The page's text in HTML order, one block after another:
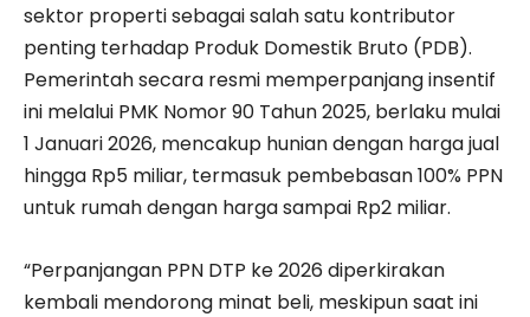
sektor properti sebagai salah satu kontributor
penting terhadap Produk Domestik Bruto (PDB).
Pemerintah secara resmi memperpanjang insentif
ini melalui PMK Nomor 90 Tahun 2025, berlaku mulai
1 Januari 2026, mencakup hunian dengan harga jual
hingga Rp5 miliar, termasuk pembebasan 100% PPN
untuk rumah dengan harga sampai Rp2 miliar.
“Perpanjangan PPN DTP ke 2026 diperkirakan
kembali mendorong minat beli, meskipun saat ini